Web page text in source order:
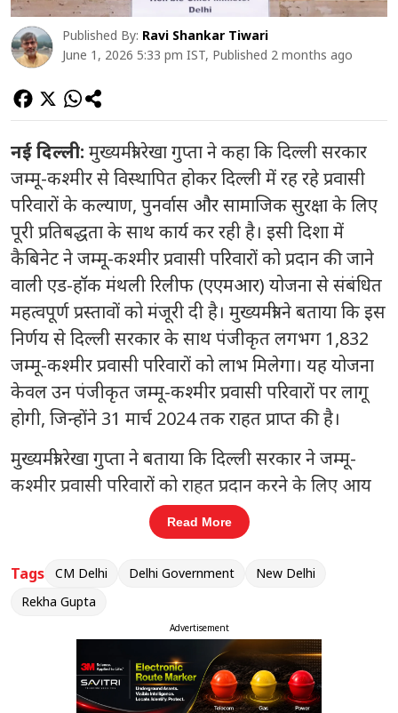
Published By: Ravi Shankar Tiwari
June 1, 2026 5:33 pm IST, Published 2 months ago
नई दिल्ली: मुख्यमंत्री रेखा गुप्ता ने कहा कि दिल्ली सरकार
जम्मू-कश्मीर से विस्थापित होकर दिल्ली में रह रहे प्रवासी
परिवारों के कल्याण, पुनर्वास और सामाजिक सुरक्षा के लिए
पूरी प्रतिबद्धता के साथ कार्य कर रही है। इसी दिशा में
कैबिनेट ने जम्मू-कश्मीर प्रवासी परिवारों को प्रदान की जाने
वाली एड-हॉक मंथली रिलीफ (एएमआर) योजना से संबंधित
महत्वपूर्ण प्रस्तावों को मंजूरी दी है। मुख्यमंत्री ने बताया कि इस
निर्णय से दिल्ली सरकार के साथ पंजीकृत लगभग 1,832
जम्मू-कश्मीर प्रवासी परिवारों को लाभ मिलेगा। यह योजना
केवल उन पंजीकृत जम्मू-कश्मीर प्रवासी परिवारों पर लागू
होगी, जिन्होंने 31 मार्च 2024 तक राहत प्राप्त की है।
मुख्यमंत्री रेखा गुप्ता ने बताया कि दिल्ली सरकार ने जम्मू-
कश्मीर प्रवासी परिवारों को राहत प्रदान करने के लिए आय
संबंधी पात्रता की शर्त को समाप्त करने का निर्णय लिया है।
अब परिवार की आय कितनी भी हो या उसके पास कोई
अचल संपत्ति हो, इससे राहत प्राप्त करने की पात्रता प्रभावित
नहीं होगी। दिल्ली सरकार में पंजीकृत पात्र प्रवासी परिवारों को
वर्तमान नियमों के अनुसार राहत प्रदान की जाएगी। एक
परिवार में अधिकतम चार सदस्यों तक राहत का लाभ
उपलब्ध रहेगा।
Read More
Tags CM Delhi Delhi Government
New Delhi
Rekha Gupta
Advertisement